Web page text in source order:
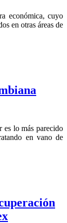
económica, cuyo
en otras áreas de
es lo más parecido
en vano de